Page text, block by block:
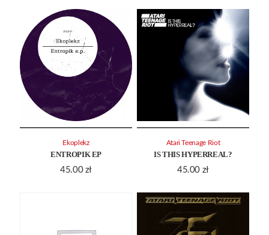
ENTROPIK EP
45.00 zł
Ekoplekz
IS THIS HYPERREAL?
45.00 zł
Atari Teenage Riot